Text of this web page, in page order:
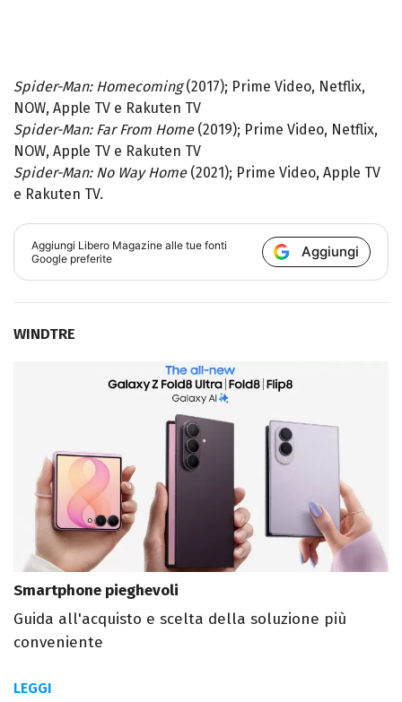
Spider-Man: Homecoming(2017); Prime Video, Netflix,
NOW, Apple TV e Rakuten TV
Spider-Man: Far From Home(2019); Prime Video, Netflix,
NOW, Apple TV e Rakuten TV
Spider-Man: No Way Home(2021); Prime Video, Apple TV
e Rakuten TV.
Aggiungi Libero Magazine alle tue fonti
Google preferite
Aggiungi
WINDTRE
Smartphone pieghevoli
Guida all'acquisto e scelta della soluzione più
conveniente
LEGGI